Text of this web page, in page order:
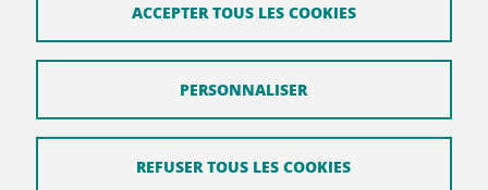
ed-eeats@univ-grenoble-alpes.fr
ACCEPTER TOUS LES COOKIES
REFUSER TOUS LES COOKIES
PERSONNALISER